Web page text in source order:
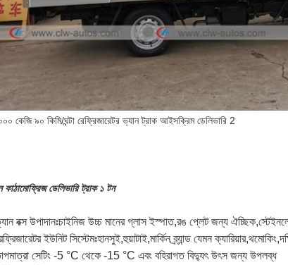
কাঠামোফ্রিজ ডেলিভারি ট্রাক ১ টন
বক্স উপাদানঃচাইনিজ উচ্চ মানের গ্লাস ইস্পাত,রঙ প্লেট জন্য
ইউনিট সিস্টেমঃহানসুই,হুয়াটাই,মার্কিন ব্র্যান্ড যেমন
সেটিং -5 °C থেকে -15 °C এবং বহিরাগত বিদ্যুৎ উৎস জন্য উপলব্ধ